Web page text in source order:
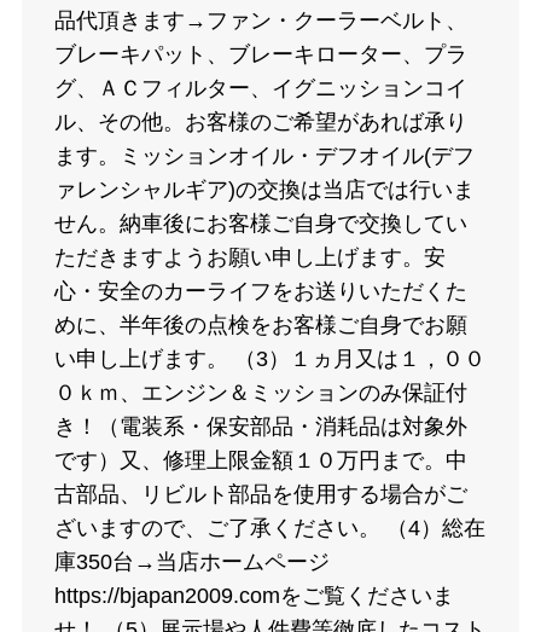
品代頂きます→ファン・クーラーベルト、
ブレーキパット、ブレーキローター、プラ
グ、ＡＣフィルター、イグニッションコイ
ル、その他。お客様のご希望があれば承り
ます。ミッションオイル・デフオイル(デフ
ァレンシャルギア)の交換は当店では行いま
せん。納車後にお客様ご自身で交換してい
ただきますようお願い申し上げます。安
心・安全のカーライフをお送りいただくた
めに、半年後の点検をお客様ご自身でお願
い申し上げます。 （3）１ヵ月又は１，００
０ｋｍ、エンジン＆ミッションのみ保証付
き！（電装系・保安部品・消耗品は対象外
です）又、修理上限金額１０万円まで。中
古部品、リビルト部品を使用する場合がご
ざいますので、ご了承ください。 （4）総在
庫350台→当店ホームページ
https://bjapan2009.comをご覧くださいま